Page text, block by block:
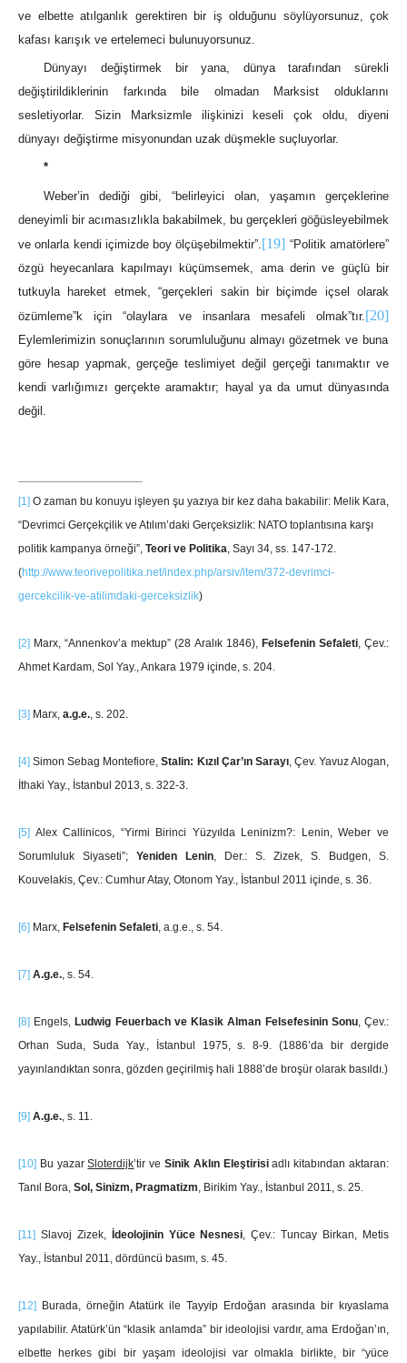
ve elbette atılganlık gerektiren bir iş olduğunu söylüyorsunuz, çok
kafası karışık ve ertelemeci bulunuyorsunuz.
Dünyayı değiştirmek bir yana, dünya tarafından sürekli
değiştirildiklerinin farkında bile olmadan Marksist olduklarını
sesletiyorlar. Sizin Marksizmle ilişkinizi keseli çok oldu, diyeni
dünyayı değiştirme misyonundan uzak düşmekle suçluyorlar.
*
Weber’in dediği gibi, “belirleyici olan, yaşamın gerçeklerine
deneyimli bir acımasızlıkla bakabilmek, bu gerçekleri göğüsleyebilmek
ve onlarla kendi içimizde boy ölçüşebilmektir”. [19] “Politik amatörlere”
özgü heyecanlara kapılmayı küçümsemek, ama derin ve güçlü bir
tutkuyla hareket etmek, “gerçekleri sakin bir biçimde içsel olarak
özümleme”k için “olaylara ve insanlara mesafeli olmak”tır. [20]
Eylemlerimizin sonuçlarının sorumluluğunu almayı gözetmek ve buna
göre hesap yapmak, gerçeğe teslimiyet değil gerçeği tanımaktır ve
kendi varlığımızı gerçekte aramaktır; hayal ya da umut dünyasında
değil.
[1] O zaman bu konuyu işleyen şu yazıya bir kez daha bakabilir: Melik Kara,
“Devrimci Gerçekçilik ve Atılım’daki Gerçeksizlik: NATO toplantısına karşı
politik kampanya örneği”, Teori ve Politika, Sayı 34, ss. 147-172.
(http://www.teorivepolitika.net/index.php/arsiv/item/372-devrimci-
gercekcilik-ve-atilimdaki-gerceksizlik)
[2] Marx, “Annenkov’a mektup” (28 Aralık 1846), Felsefenin Sefaleti, Çev.:
Ahmet Kardam, Sol Yay., Ankara 1979 içinde, s. 204.
[3] Marx, a.g.e., s. 202.
[4] Simon Sebag Montefiore,Stalin: Kızıl Çar’ın Sarayı, Çev. Yavuz Alogan,
İthaki Yay., İstanbul 2013, s. 322-3.
[5] Alex Callinicos, “Yirmi Birinci Yüzyılda Leninizm?: Lenin, Weber ve
Sorumluluk Siyaseti”; Yeniden Lenin, Der.: S. Zizek, S. Budgen, S.
Kouvelakis, Çev.: Cumhur Atay, Otonom Yay., İstanbul 2011 içinde, s. 36.
[6] Marx, Felsefenin Sefaleti, a.g.e., s. 54.
[7] A.g.e., s. 54.
[8] Engels, Ludwig Feuerbach ve Klasik Alman Felsefesinin Sonu, Çev.:
Orhan Suda, Suda Yay., İstanbul 1975, s. 8-9. (1886’da bir dergide
yayınlandıktan sonra, gözden geçirilmiş hali 1888’de broşür olarak basıldı.)
[9] A.g.e., s. 11.
[10] Bu yazarSloterdijk’tir veSinik Aklın Eleştirisiadlı kitabından aktaran:
Tanıl Bora, Sol, Sinizm, Pragmatizm, Birikim Yay., İstanbul 2011, s. 25.
[11] Slavoj Zizek, İdeolojinin Yüce Nesnesi, Çev.: Tuncay Birkan, Metis
Yay., İstanbul 2011, dördüncü basım, s. 45.
[12]
Burada, örneğin Atatürk ile Tayyip Erdoğan arasında bir kıyaslama
yapılabilir. Atatürk’ün “klasik anlamda” bir ideolojisi vardır, ama Erdoğan’ın,
elbette herkes gibi bir yaşam ideolojisi var olmakla birlikte, bir “yüce